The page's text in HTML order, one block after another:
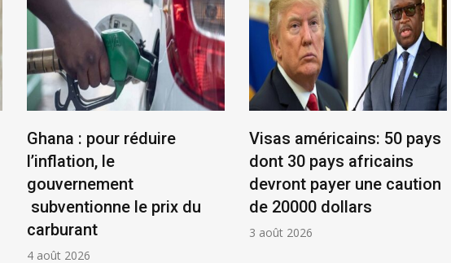
Ghana : pour réduire
l’inflation, le
gouvernement
subventionne le prix du
carburant
4 août 2026
Visas américains: 50 pays
dont 30 pays africains
devront payer une caution
de 20000 dollars
3 août 2026